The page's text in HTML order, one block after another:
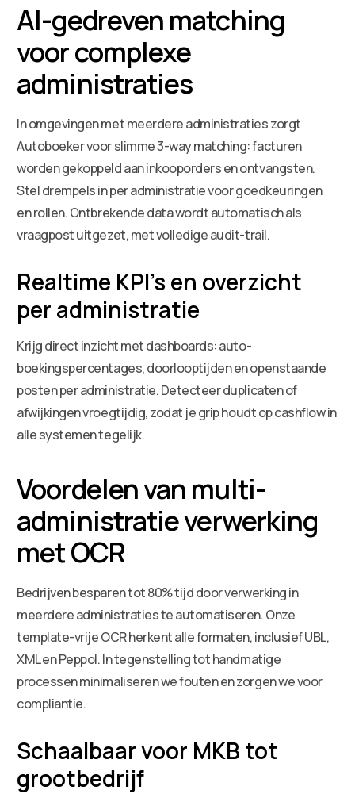
AI-gedreven matching
voor complexe
administraties
In omgevingen met meerdere administraties zorgt
Autoboeker voor slimme 3-way matching: facturen
worden gekoppeld aan inkooporders en ontvangsten.
Stel drempels in per administratie voor goedkeuringen
en rollen. Ontbrekende data wordt automatisch als
vraagpost uitgezet, met volledige audit-trail.
Realtime KPI’s en overzicht
per administratie
Krijg direct inzicht met dashboards: auto-
boekingspercentages, doorlooptijden en openstaande
posten per administratie. Detecteer duplicaten of
afwijkingen vroegtijdig, zodat je grip houdt op cashflow in
alle systemen tegelijk.
Voordelen van multi-
administratie verwerking
met OCR
Bedrijven besparen tot 80% tijd door verwerking in
meerdere administraties te automatiseren. Onze
template-vrije OCR herkent alle formaten, inclusief UBL,
XML en Peppol. In tegenstelling tot handmatige
processen minimaliseren we fouten en zorgen we voor
compliantie.
Schaalbaar voor MKB tot
grootbedrijf